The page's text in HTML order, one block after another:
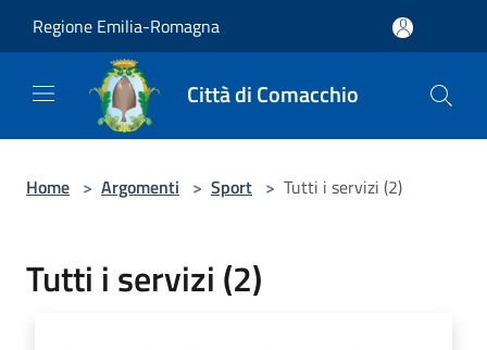
Regione Emilia-Romagna
Città di Comacchio
Home > Argomenti > Sport > Tutti i servizi (2)
Tutti i servizi (2)